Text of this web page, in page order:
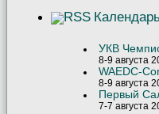
УКВ
8-9 августа
WAEDC-
8-9 августа
Первый
7-7 августа